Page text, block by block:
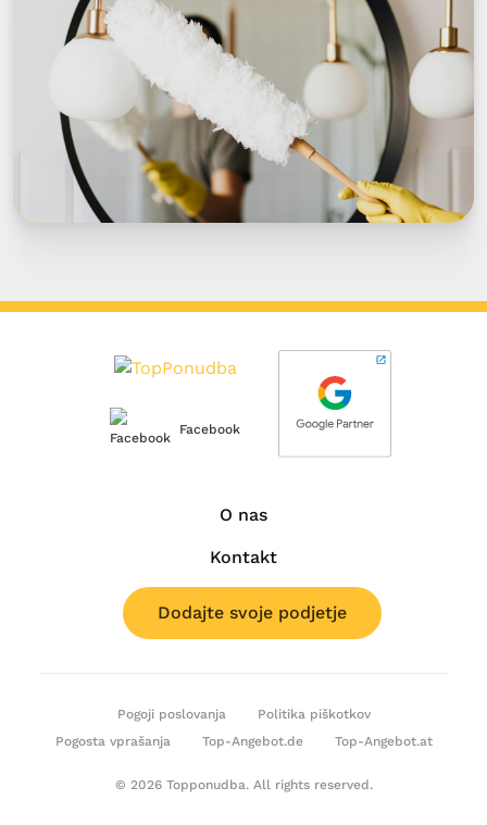
Facebook
O nas
Kontakt
Dodajte svoje podjetje
Pogoji poslovanja
Politika piškotkov
Pogosta vprašanja
Top-Angebot.de Top-Angebot.at
© 2026 Topponudba. All rights reserved.